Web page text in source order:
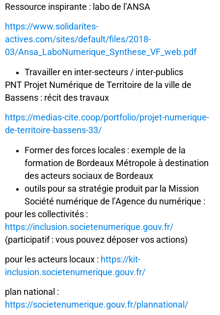
Ressource inspirante : labo de l’ANSA
https://www.solidarites-
actives.com/sites/default/files/2018-
03/Ansa_LaboNumerique_Synthese_VF_web.pdf
Travailler en inter-secteurs / inter-publics
PNT Projet Numérique de Territoire de la ville de
Bassens : récit des travaux
https://medias-cite.coop/portfolio/projet-numerique-
de-territoire-bassens-33/
Former des forces locales : exemple de la
formation de Bordeaux Métropole à destination
des acteurs sociaux de Bordeaux
outils pour sa stratégie produit par la Mission
Société numérique de l’Agence du numérique :
pour les collectivités :
https://inclusion.societenumerique.gouv.fr/
(participatif : vous pouvez déposer vos actions)
pour les acteurs locaux : https://kit-
inclusion.societenumerique.gouv.fr/
plan national :
https://societenumerique.gouv.fr/plannational/